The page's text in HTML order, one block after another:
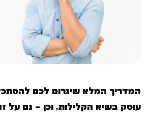
המדריך המלא שיגרום לכם
עוסק בשיא הקלילות, וכן – גם על